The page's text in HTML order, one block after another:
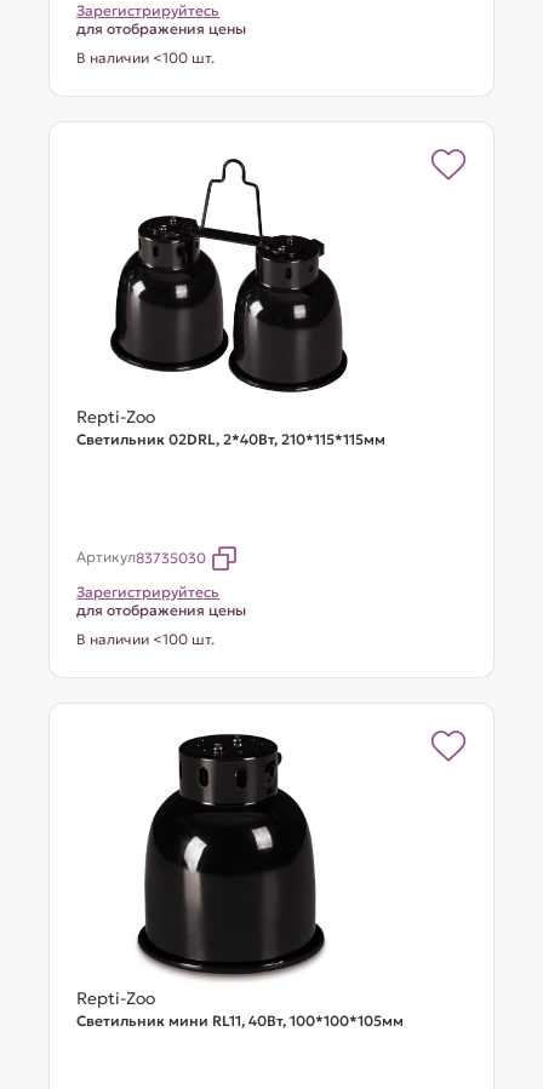
Зарегистрируйтесь
для отображения цены
В наличии <100 шт.
Repti-Zoo
Светильник 02DRL, 2*40Вт, 210*115*115мм
Артикул83735030
Зарегистрируйтесь
для отображения цены
В наличии <100 шт.
Repti-Zoo
Светильник мини RL11, 40Вт, 100*100*105мм